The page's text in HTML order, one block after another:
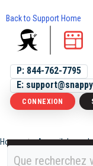
Back to Support Home
P: 844-762-7795
E:
CONNEXION
Home Accueil des